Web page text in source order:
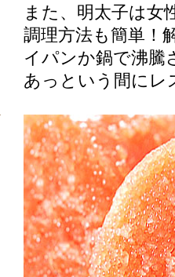
また、明太子は女
調理方法も簡単！
イパンか鍋で沸騰
あっという間にレ